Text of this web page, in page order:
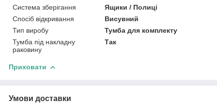
Система зберігання
Ящики / Полиці
Спосіб відкривання
Висувний
Тип виробу
Тумба для комплекту
Тумба під накладну
раковину
Так
Приховати
Умови доставки